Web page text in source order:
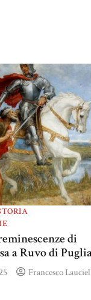
di
a Ruvo di
Francesco